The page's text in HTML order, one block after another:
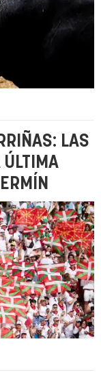
LAS
ÚLTIMA